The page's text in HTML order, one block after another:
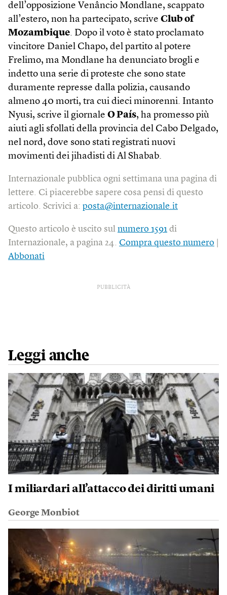
dell’opposizione Venâncio Mondlane, scappato
all’estero, non ha partecipato, scrive Club of
Mozambique. Dopo il voto è stato proclamato
vincitore Daniel Chapo, del partito al potere
Frelimo, ma Mondlane ha denunciato brogli e
indetto una serie di proteste che sono state
duramente represse dalla polizia, causando
almeno 40 morti, tra cui dieci minorenni. Intanto
Nyusi, scrive il giornale O País, ha promesso più
aiuti agli sfollati della provincia del Cabo Delgado,
nel nord, dove sono stati registrati nuovi
movimenti dei jihadisti di Al Shabab.
Internazionale pubblica ogni settimana una pagina di
lettere. Ci piacerebbe sapere cosa pensi di questo
articolo. Scrivici a: posta@internazionale.it
Questo articolo è uscito sul numero 1591 di
Internazionale, a pagina 24. Compra questo numero
Abbonati
PUBBLICITÀ
Leggi anche
I miliardari all’attacco dei diritti umani
George Monbiot